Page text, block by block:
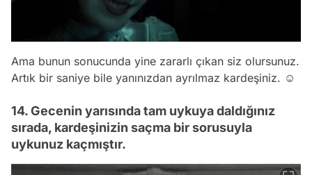
Ama bunun sonucunda yine zararlı çıkan siz olursunuz.
Artık bir saniye bile yanınızdan ayrılmaz kardeşiniz. ☺
14. Gecenin yarısında tam uykuya daldığınız
sırada, kardeşinizin saçma bir sorusuyla
uykunuz kaçmıştır.